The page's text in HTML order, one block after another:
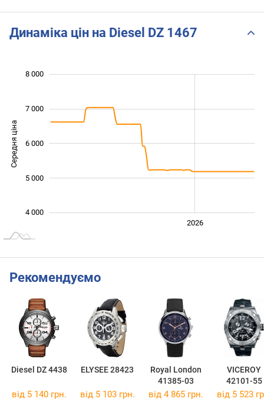
Динаміка цін на Diesel DZ 1467
Середня ціна 4 000
4 000
5 000
6 000
7 000
8 000
2026
Рекомендуємо
Diesel DZ 4438 ELYSEE 28423
Royal London
41385-03
VICEROY
42101-55
від 5 140 грн. від 5 103 грн. від 4 865 грн. від 5 523